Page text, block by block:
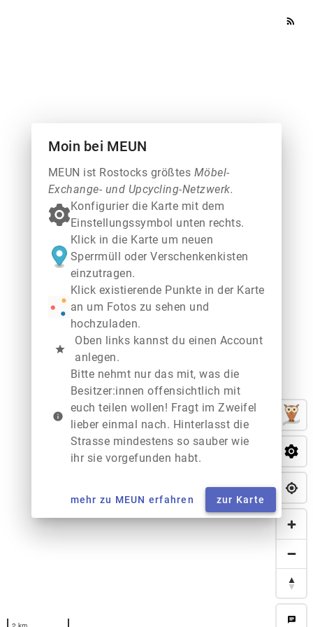
rss_feed
chat
Moin bei MEUN
MEUN ist Rostocks größtes Möbel-
Exchange- und Upcycling-Netzwerk.
Konfigurier die Karte mit dem
Einstellungssymbol unten rechts.
Klick in die Karte um neuen
Sperrmüll oder Verschenkenkisten
einzutragen.
Klick existierende Punkte in der Karte
an um Fotos zu sehen und
hochzuladen.
star
Oben links kannst du einen Account
anlegen.
info
Bitte nehmt nur das mit, was die
Besitzer:innen offensichtlich mit
euch teilen wollen! Fragt im Zweifel
lieber einmal nach. Hinterlasst die
Strasse mindestens so sauber wie
ihr sie vorgefunden habt.
mehr zu MEUN erfahren zur Karte